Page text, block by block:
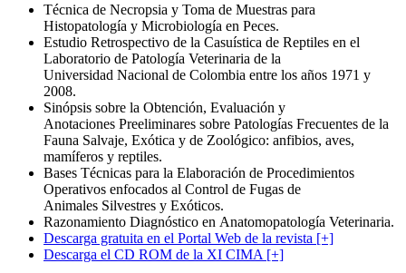
Técnica de Necropsia y Toma de Muestras para
Histopatología y Microbiología en Peces.
Estudio Retrospectivo de la Casuística de Reptiles en el
Laboratorio de Patología Veterinaria de la
Universidad Nacional de Colombia entre los años 1971 y
2008.
Sinópsis sobre la Obtención, Evaluación y
Anotaciones Preeliminares sobre Patologías Frecuentes de la
Fauna Salvaje, Exótica y de Zoológico: anfibios, aves,
mamíferos y reptiles.
Bases Técnicas para la Elaboración de Procedimientos
Operativos enfocados al Control de Fugas de
Animales Silvestres y Exóticos.
Razonamiento Diagnóstico en Anatomopatología Veterinaria.
Descarga gratuita en el Portal Web de la revista [+]
Descarga el CD ROM de la XI CIMA [+]